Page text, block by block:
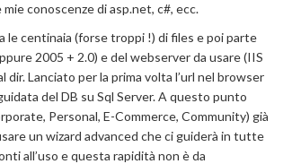
conoscenze di asp.net, c#, ecc.
le centinaia (forse troppi !) di files e poi parte
2005 + 2.0) e del webserver da usare (IIS
Lanciato per la prima volta l’url nel browser
del DB su Sql Server. A questo punto
Personal, E-Commerce, Community) già
un wizard advanced che ci guiderà in tutte
all’uso e questa rapidità non è da